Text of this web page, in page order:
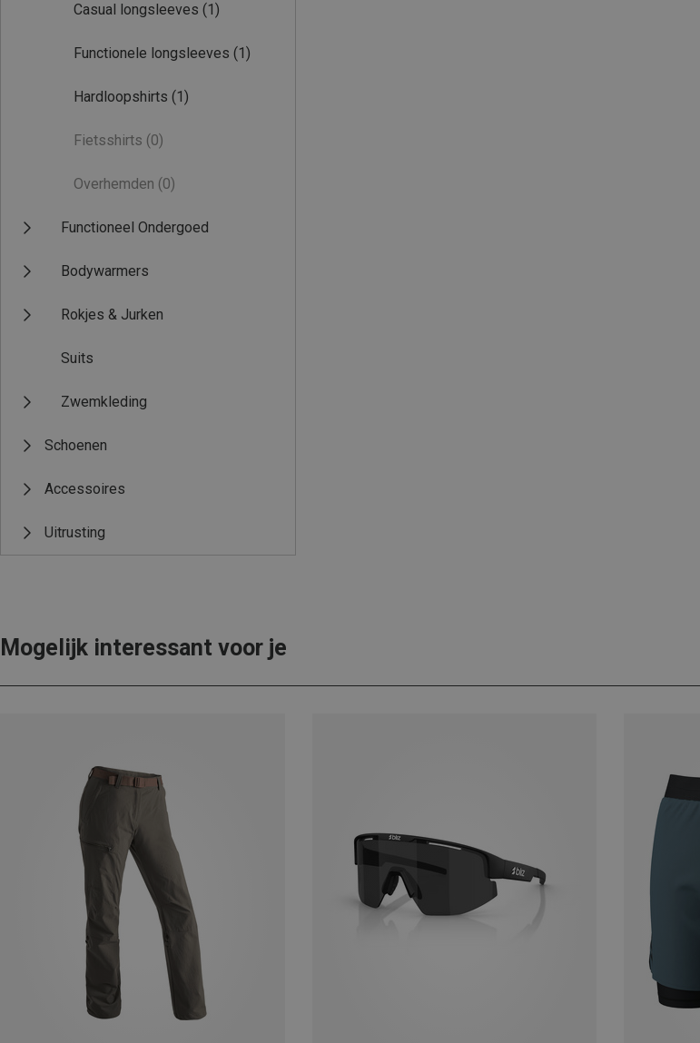
Casual longsleeves (1)
Functionele longsleeves (1)
Hardloopshirts (1)
Fietsshirts (0)
Overhemden (0)
Functioneel Ondergoed
Bodywarmers
Rokjes & Jurken
Suits
Zwemkleding
Schoenen
Accessoires
Uitrusting
Mogelijk interessant voor je